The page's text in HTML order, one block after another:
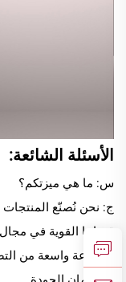
الأسئلة الشائعة:
س: ما هي ميزتكم؟
قدراتنا القوية في
مجموعة واسعة من